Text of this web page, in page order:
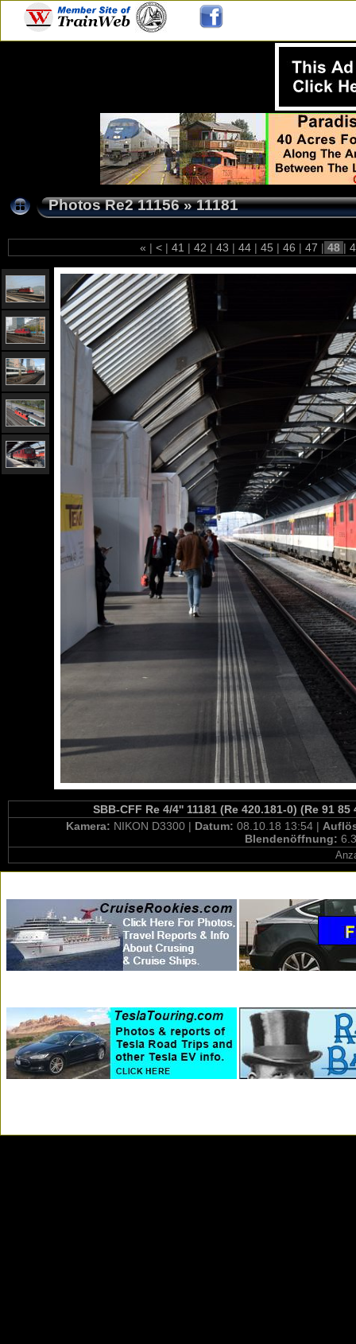
Photos Re2 11156»11181
« | < | 41 | 42 | 43 | 44 | 45 | 46 | 47 | 48 |
SBB-CFF Re 4/4'' 11181 (Re 420.181-0) (Re 91
Kamera: NIKON D3300 | Datum: 08.10.18 13:54 |
Blendenöffnung: